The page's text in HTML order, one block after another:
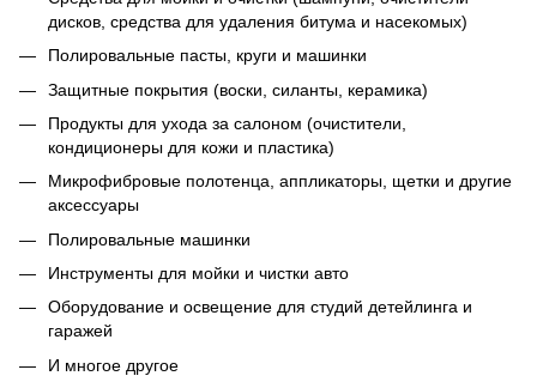
дисков, средства для удаления битума и насекомых)
Полировальные пасты, круги и машинки
Защитные покрытия (воски, силанты, керамика)
Продукты для ухода за салоном (очистители,
кондиционеры для кожи и пластика)
Микрофибровые полотенца, аппликаторы, щетки и другие
аксессуары
Полировальные машинки
Инструменты для мойки и чистки авто
Оборудование и освещение для студий детейлинга и
гаражей
И многое другое